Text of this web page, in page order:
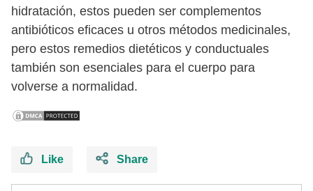
hidratación, estos pueden ser complementos
antibióticos eficaces u otros métodos medicinales,
pero estos remedios dietéticos y conductuales
también son esenciales para el cuerpo para
volverse a normalidad.
Like Share